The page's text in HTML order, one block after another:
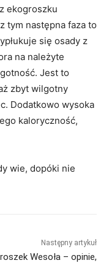
ekogroszku
tym następna faza to
się osady z
na należyte
Jest to
zbyt wilgotny
Dodatkowo wysoka
kaloryczność,
wie, dopóki nie
Następny artykuł
Wesoła – opinie,